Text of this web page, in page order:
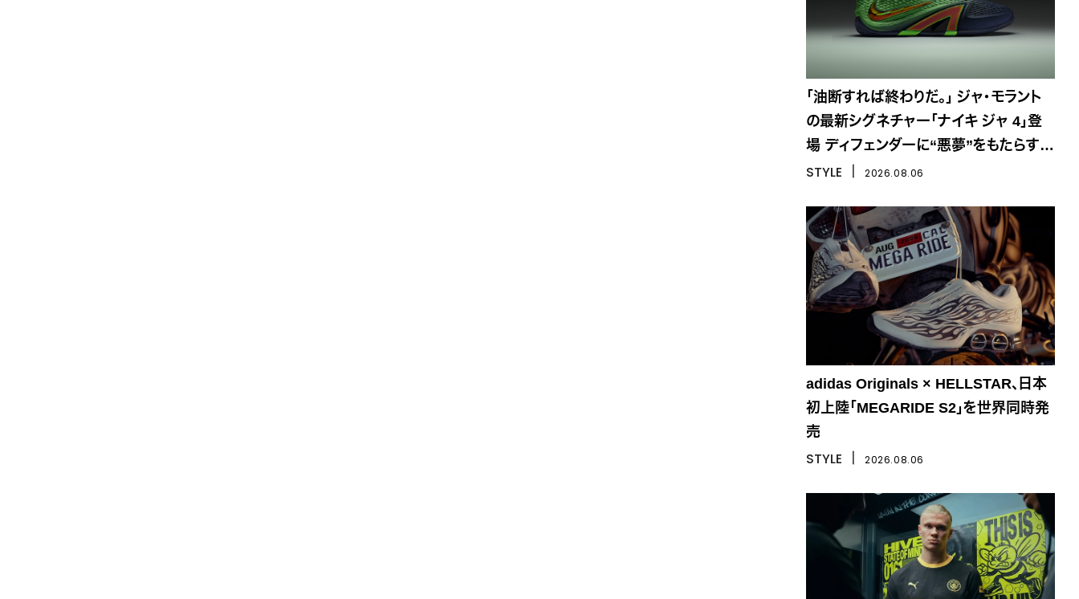
「油断すれば終わりだ。」 ジャ・モラント
の最新シグネチャー「ナイキ ジャ 4」登
場 ディフェンダーに“悪夢”をもたらす一
足
STYLE 2026.08.06
adidas Originals × HELLSTAR、日本
初上陸「MEGARIDE S2」を世界同時発
売
STYLE 2026.08.06